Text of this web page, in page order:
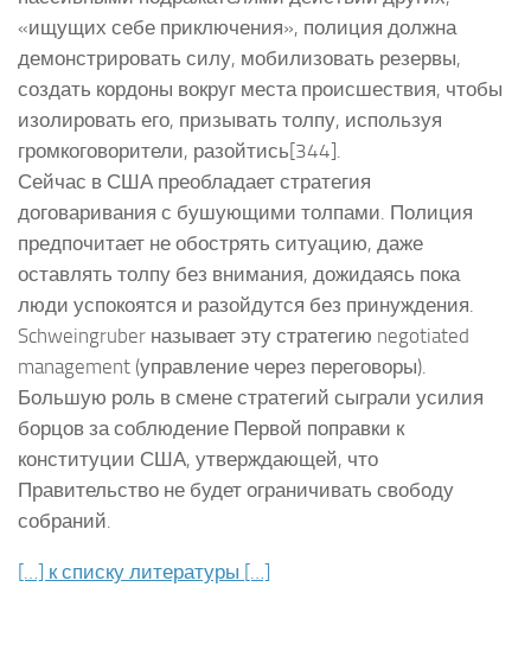
«ищущих себе приключения», полиция должна
демонстрировать силу, мобилизовать резервы,
создать кордоны вокруг места происшествия, чтобы
изолировать его, призывать толпу, используя
громкоговорители, разойтись[344].
Сейчас в США преобладает стратегия
договаривания с бушующими толпами. Полиция
предпочитает не обострять ситуацию, даже
оставлять толпу без внимания, дожидаясь пока
люди успокоятся и разойдутся без принуждения.
Schweingruber называет эту стратегию negotiated
management (управление через переговоры).
Большую роль в смене стратегий сыграли усилия
борцов за соблюдение Первой поправки к
конституции США, утверждающей, что
Правительство не будет ограничивать свободу
собраний.
[…] к списку литературы […]